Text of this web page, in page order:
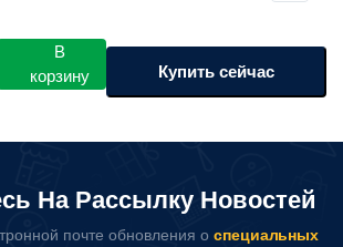
В
корзину
Купить сейчас
На Рассылку Новостей
почте обновления о специальных